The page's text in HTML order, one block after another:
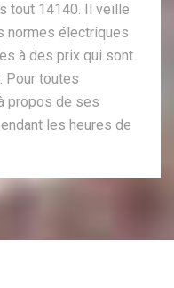
tout 14140. Il veille
normes électriques
à des prix qui sont
Pour toutes
propos de ses
les heures de